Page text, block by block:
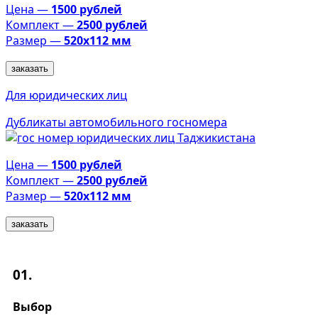
Цена — 1500 рублей
Комплект —2500 рублей
Размер —520х112 мм
заказать
Для юридических лиц
Дубликаты автомобильного госномера
Цена — 1500 рублей
Комплект —2500 рублей
Размер —520х112 мм
заказать
01.
Выбор